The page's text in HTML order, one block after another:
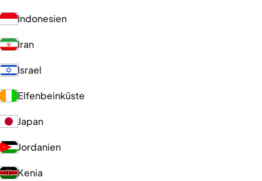
Indonesien
Iran
Israel
Elfenbeinküste
Japan
Jordanien
Kenia